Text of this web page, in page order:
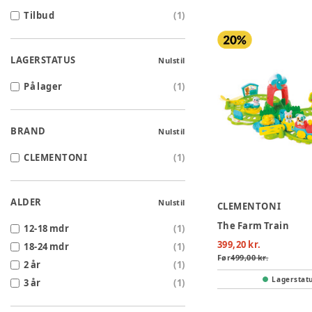
Tilbud (1)
LAGERSTATUS Nulstil
På lager (1)
BRAND Nulstil
CLEMENTONI (1)
ALDER Nulstil
12-18 mdr (1)
18-24 mdr
(1)
2 år
(1)
3 år
(1)
CLEMENTONI
The Farm Train
399,20 kr.
Før499,00 kr.